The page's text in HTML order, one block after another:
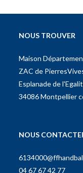
NOUS TROUVER
Maison
ZAC de
Esplanade de
34086 Montpellier
NOUS
04 67 67 42 77